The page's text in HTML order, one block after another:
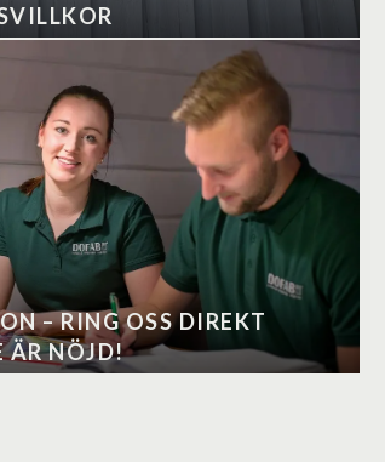
– RING OSS DIREKT
ÄR NÖJD!